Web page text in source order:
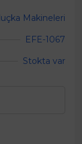
Makineleri
EFE-1067
Stokta var